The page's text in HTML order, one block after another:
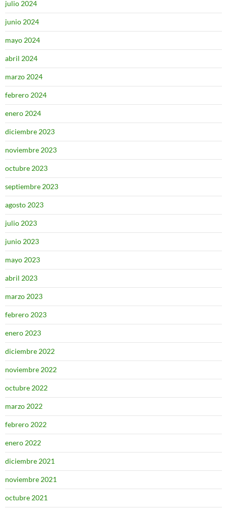
julio 2024
junio 2024
mayo 2024
abril 2024
marzo 2024
febrero 2024
enero 2024
diciembre 2023
noviembre 2023
octubre 2023
septiembre 2023
agosto 2023
julio 2023
junio 2023
mayo 2023
abril 2023
marzo 2023
febrero 2023
enero 2023
diciembre 2022
noviembre 2022
octubre 2022
marzo 2022
febrero 2022
enero 2022
diciembre 2021
noviembre 2021
octubre 2021